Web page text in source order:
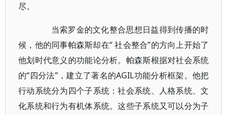
尽。
当索罗金的文化整合思想日益得到传播的时
候，他的同事帕森斯却在“ 社会整合”的方向上开始了
他划时代意义的功能论分析。帕森斯根据对社会系统
的“四分法”，建立了著名的AGIL功能分析框架。他把
行动系统分为四个子系统：社会系统、人格系统、文
化系统和行为有机体系统。这些子系统又可以分为子